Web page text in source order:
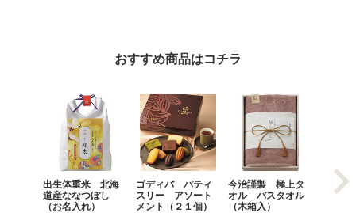
おすすめ商品はコチラ
出生体重米 北海
道産ななつぼし
（お名入れ）
ゴディバ パティ
スリー アソート
メント（２１個）
今治謹製 極上タ
オル バスタオル
（木箱入）
今治
オル